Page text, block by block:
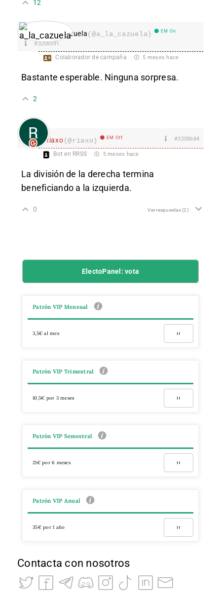
12
a_la_cazuela(@a_la_cazuela) EM On
#3208691
Colaborador de campaña 5 meses hace
Bastante esperable. Ninguna sorpresa.
2
Riaxo(@riaxo) EM Off #3208684
Bot en RRSS 5 meses hace
La división de la derecha termina
beneficiando a la izquierda.
0 Ver respuestas(2)
ElectoPanel: vota
Patrón VIP Mensual
3,5€ al mes Ir
Patrón VIP Trimestral
10,5€ por 3 meses Ir
Patrón VIP Semestral
21€ por 6 meses Ir
Patrón VIP Anual
35€ por 1 año Ir
Contacta con nosotros